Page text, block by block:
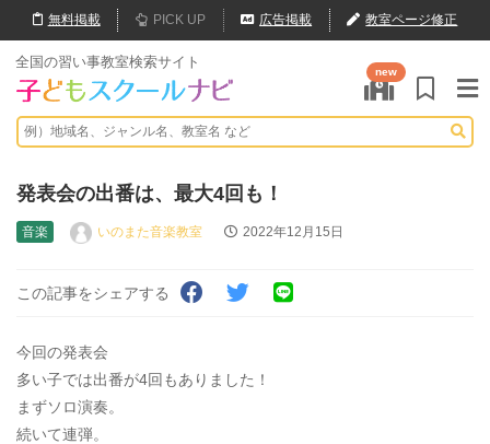
無料掲載 PICK UP 広告掲載 教室ページ修正
全国の習い事教室検索サイト
new
発表会の出番は、最大4回も！
音楽 いのまた音楽教室 2022年12月15日
この記事をシェアする
今回の発表会
多い子では出番が4回もありました！
まずソロ演奏。
続いて連弾。